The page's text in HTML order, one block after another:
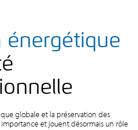
énergétique
globale et la préservation des
et jouent désormais un rôle